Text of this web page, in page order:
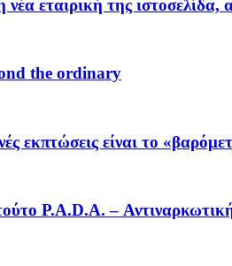
εταιρική της ιστοσελίδα,
the ordinary
είναι το
P.A.D.A. –